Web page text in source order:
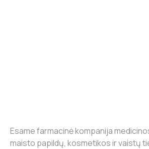
Esame farmacinė kompanija
maisto papildų, kosmetikos ir vaistų